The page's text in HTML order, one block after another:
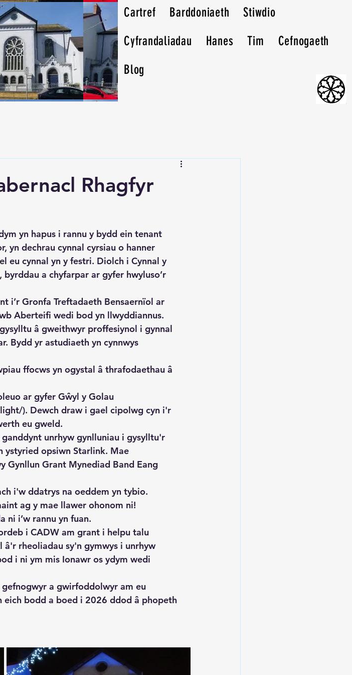
Cartref Barddoniaeth
Stiwdio
Cyfrandaliadau
Hanes Tim
Cefnogaeth
Blog
Rhagfyr
yn hapus i rannu y bydd ein tenant
yn dechrau cynnal cyrsiau o hanner
eu cynnal yn y festri. Diolch i Cynnal y
a chyfarpar ar gyfer hwyluso’r
i’r Gronfa Treftadaeth Bensaernïol ar
Aberteifi wedi bod yn llwyddiannus.
â gweithwyr proffesiynol i gynnal
Bydd yr astudiaeth yn cynnwys
ffocws yn ogystal â thrafodaethau â
ar gyfer Gŵyl y Golau
). Dewch draw i gael cipolwg cyn i'r
eu gweld.
unrhyw gynlluniau i gysylltu'r
ystyried opsiwn Starlink. Mae
Gynllun Grant Mynediad Band Eang
i'w ddatrys na oeddem yn tybio.
ag y mae llawer ohonom ni!
ni i’w rannu yn fuan.
i CADW am grant i helpu talu
rheoliadau sy'n gymwys i unrhyw
i ni ym mis Ionawr os ydym wedi
a gwirfoddolwyr am eu
bodd a boed i 2026 ddod â phopeth